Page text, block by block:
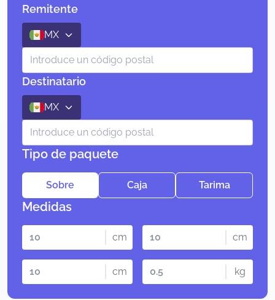
Remitente
MX
Destinatario
MX
Tipo de paquete
Sobre Caja Tarima
Medidas
cm cm
cm kg